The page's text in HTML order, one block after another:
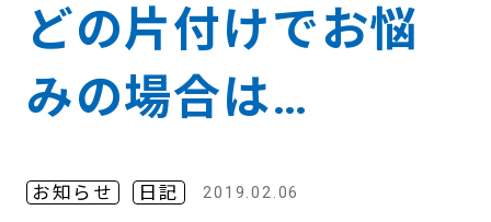
どの片付けでお悩
みの場合は…
お知らせ 日記 2019.02.06